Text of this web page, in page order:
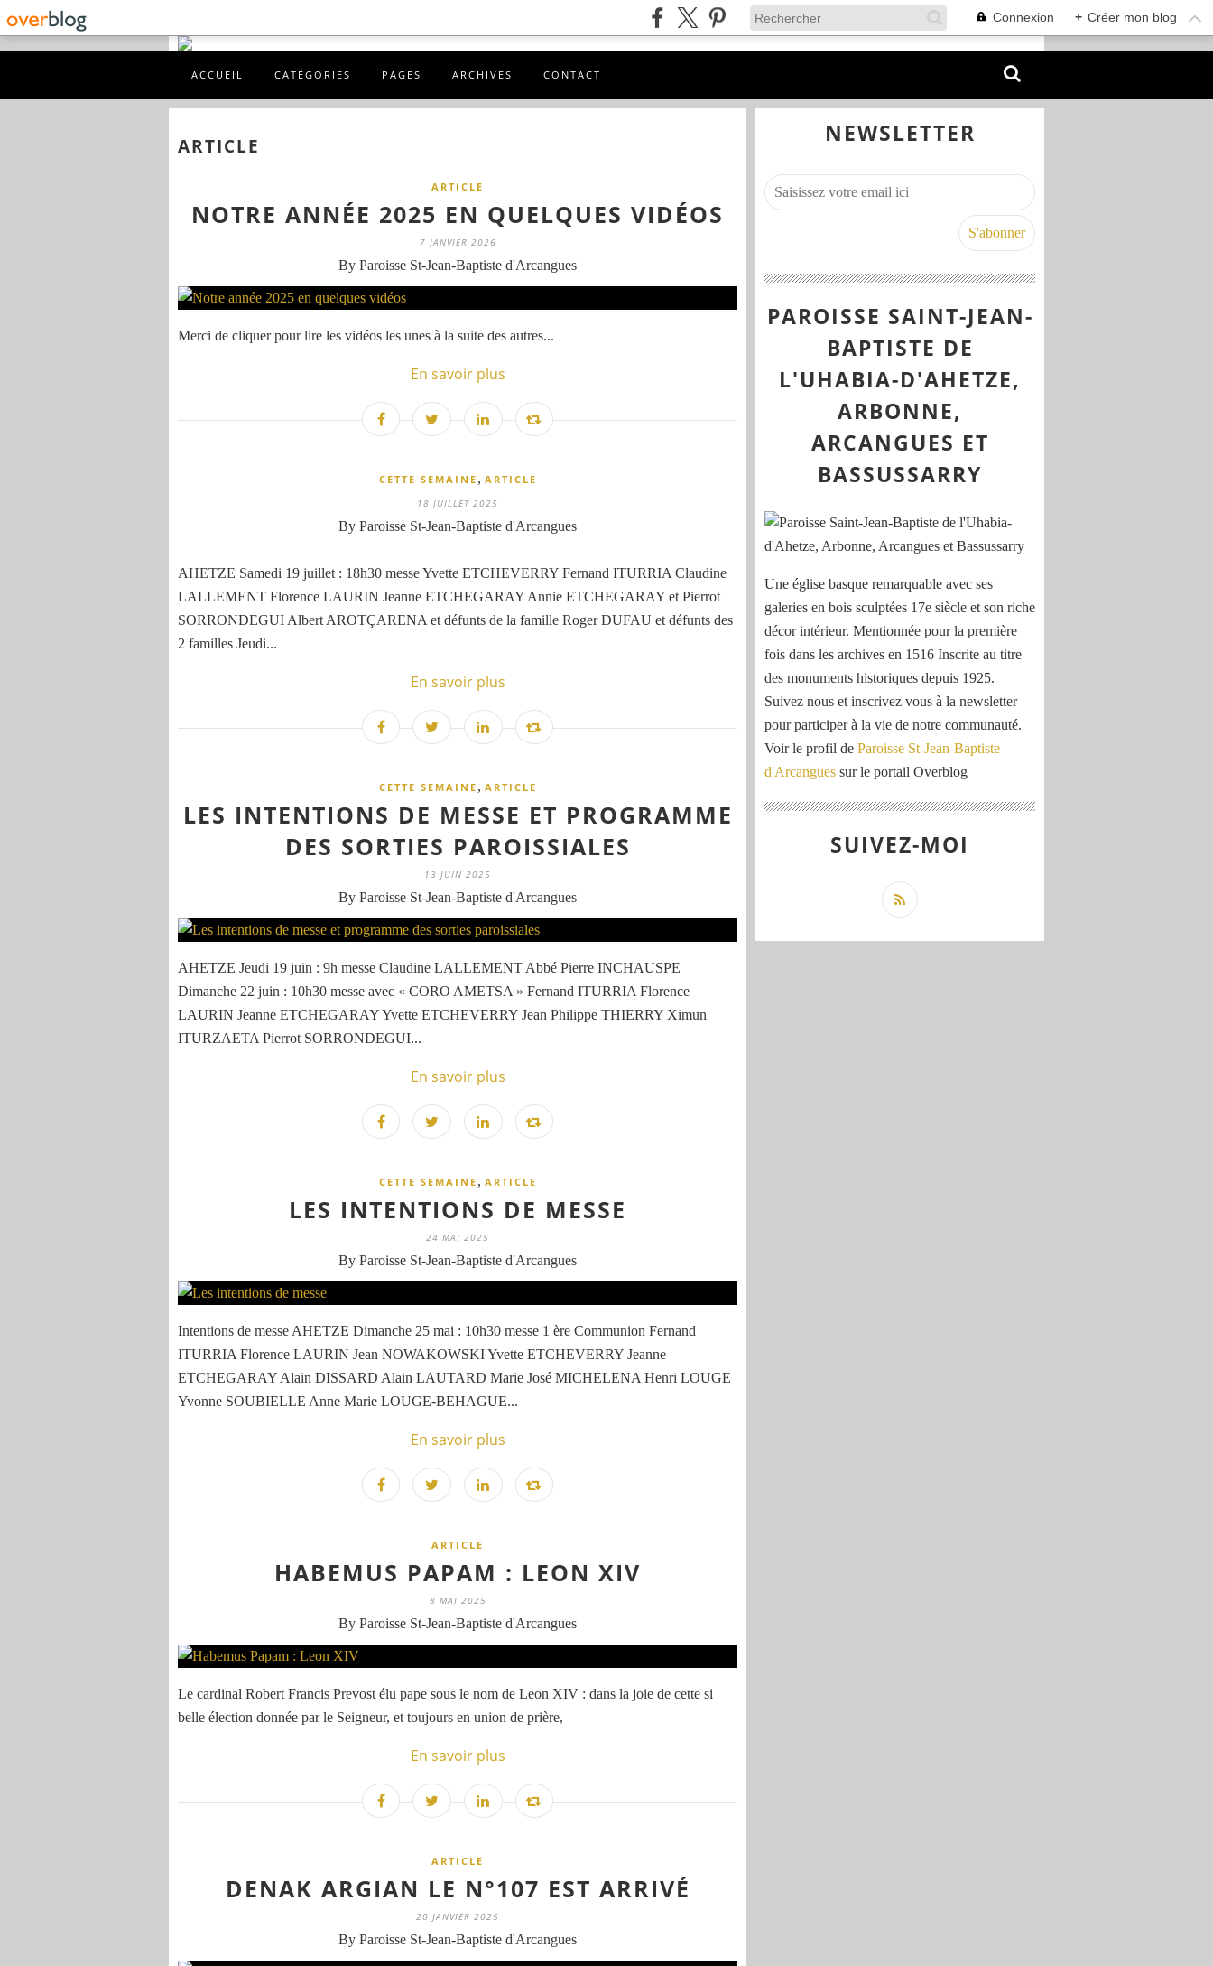
Connexion + Créer mon blog
ACCUEIL CATÉGORIES PAGES ARCHIVES CONTACT
ARTICLE
ARTICLE
NOTRE ANNÉE 2025 EN QUELQUES VIDÉOS
7 JANVIER 2026
By Paroisse St-Jean-Baptiste d'Arcangues
Merci de cliquer pour lire les vidéos les unes à la suite des autres...
En savoir plus
CETTE SEMAINE , ARTICLE
18 JUILLET 2025
By Paroisse St-Jean-Baptiste d'Arcangues
AHETZE Samedi 19 juillet : 18h30 messe Yvette ETCHEVERRY Fernand ITURRIA Claudine
LALLEMENT Florence LAURIN Jeanne ETCHEGARAY Annie ETCHEGARAY et Pierrot
SORRONDEGUI Albert AROTÇARENA et défunts de la famille Roger DUFAU et défunts des
2 familles Jeudi...
En savoir plus
CETTE SEMAINE , ARTICLE
LES INTENTIONS DE MESSE ET PROGRAMME
DES SORTIES PAROISSIALES
13 JUIN 2025
By Paroisse St-Jean-Baptiste d'Arcangues
AHETZE Jeudi 19 juin : 9h messe Claudine LALLEMENT Abbé Pierre INCHAUSPE
Dimanche 22 juin : 10h30 messe avec « CORO AMETSA » Fernand ITURRIA Florence
LAURIN Jeanne ETCHEGARAY Yvette ETCHEVERRY Jean Philippe THIERRY Ximun
ITURZAETA Pierrot SORRONDEGUI...
En savoir plus
CETTE SEMAINE , ARTICLE
LES INTENTIONS DE MESSE
24 MAI 2025
By Paroisse St-Jean-Baptiste d'Arcangues
Intentions de messe AHETZE Dimanche 25 mai : 10h30 messe 1 ère Communion Fernand
ITURRIA Florence LAURIN Jean NOWAKOWSKI Yvette ETCHEVERRY Jeanne
ETCHEGARAY Alain DISSARD Alain LAUTARD Marie José MICHELENA Henri LOUGE
Yvonne SOUBIELLE Anne Marie LOUGE-BEHAGUE...
En savoir plus
ARTICLE
HABEMUS PAPAM : LEON XIV
8 MAI 2025
By Paroisse St-Jean-Baptiste d'Arcangues
Le cardinal Robert Francis Prevost élu pape sous le nom de Leon XIV : dans la joie de cette si
belle élection donnée par le Seigneur, et toujours en union de prière,
En savoir plus
ARTICLE
DENAK ARGIAN LE N°107 EST ARRIVÉ
20 JANVIER 2025
By Paroisse St-Jean-Baptiste d'Arcangues
NEWSLETTER
PAROISSE SAINT-JEAN-
BAPTISTE DE
L'UHABIA-D'AHETZE,
ARBONNE,
ARCANGUES ET
BASSUSSARRY
Une église basque remarquable avec ses
galeries en bois sculptées 17e siècle et son riche
décor intérieur. Mentionnée pour la première
fois dans les archives en 1516 Inscrite au titre
des monuments historiques depuis 1925.
Suivez nous et inscrivez vous à la newsletter
pour participer à la vie de notre communauté.
Voir le profil de Paroisse St-Jean-Baptiste
d'Arcangues sur le portail Overblog
SUIVEZ-MOI